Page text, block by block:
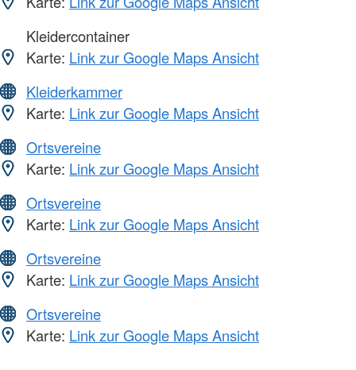
Kleidercontainer
Karte: Link zur Google Maps Ansicht
Kleiderkammer
Karte: Link zur Google Maps Ansicht
Ortsvereine
Karte: Link zur Google Maps Ansicht
Ortsvereine
Karte: Link zur Google Maps Ansicht
Ortsvereine
Karte: Link zur Google Maps Ansicht
Ortsvereine
Karte: Link zur Google Maps Ansicht